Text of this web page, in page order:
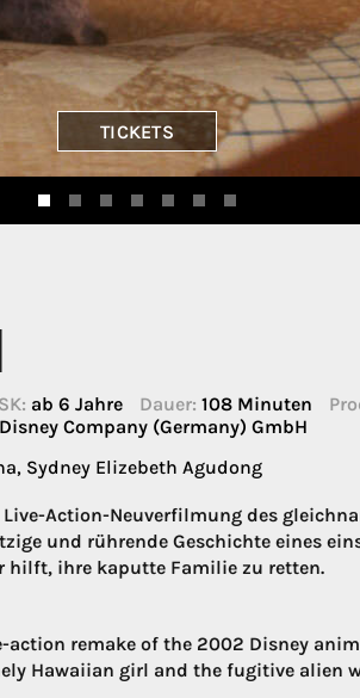
TICKETS
ab 6 Jahre Dauer: 108 Minuten
Company (Germany) GmbH
Sydney Elizebeth Agudong
Action-Neuverfilmung des
und rührende Geschichte eines
hilft, ihre kaputte Familie zu retten.
action remake of the 2002 Disney
Hawaiian girl and the fugitive alien